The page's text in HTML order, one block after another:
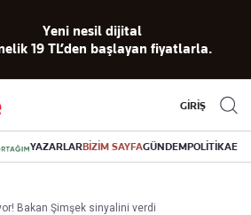
Yeni nesil dijital
19 TL’den başlayan fiyatlarla.
GİRİŞ
YAZARLARBİZİM SAYFAGÜNDEMPOLİTİKA
Bakan Şimşek sinyalini verdi